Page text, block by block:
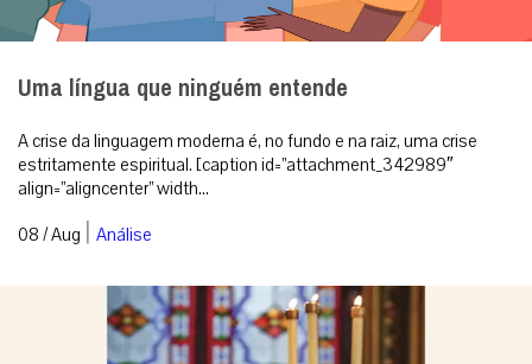
Uma língua que ninguém entende
A crise da linguagem moderna é, no fundo e na raiz, uma crise
estritamente espiritual. [caption id=”attachment_342989″
align=”aligncenter” width...
08 / Aug | Análise